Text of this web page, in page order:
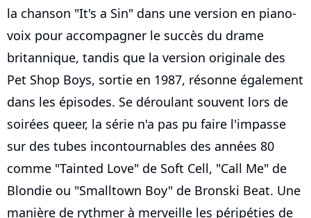
la chanson "It's a Sin" dans une version en piano-
voix pour accompagner le succès du drame
britannique, tandis que la version originale des
Pet Shop Boys, sortie en 1987, résonne également
dans les épisodes. Se déroulant souvent lors de
soirées queer, la série n'a pas pu faire l'impasse
sur des tubes incontournables des années 80
comme "Tainted Love" de Soft Cell, "Call Me" de
Blondie ou "Smalltown Boy" de Bronski Beat. Une
manière de rythmer à merveille les péripéties de